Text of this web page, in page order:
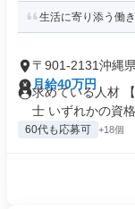
生活に寄り添う働
〒901-2131沖縄
月給40万円
求めている人材
士 いずれかの資格
60代も応募可 +18個